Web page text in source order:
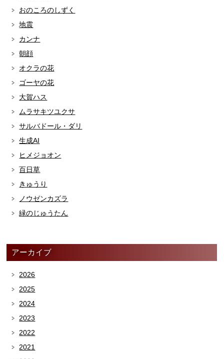
おのころのしずく
地震
カンナ
朝顔
オクラの花
ゴーヤの花
大賀ハス
ムラサキツユクサ
サルバドール・ダリ
生成AI
ヒメジョオン
百日草
きゅうり
ノウゼンカズラ
緑のじゅうたん
アーカイブ
2026
2025
2024
2023
2022
2021